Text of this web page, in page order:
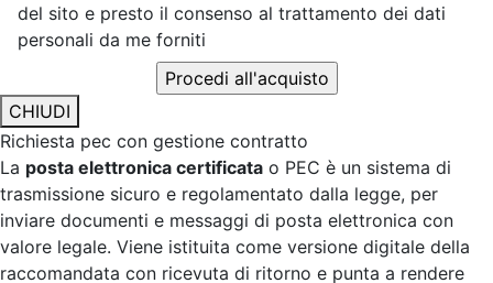
del sito e presto il consenso al trattamento dei dati
personali da me forniti
CHIUDI
Richiesta pec con gestione contratto
La posta elettronica certificata o PEC è un sistema di
trasmissione sicuro e regolamentato dalla legge, per
inviare documenti e messaggi di posta elettronica con
valore legale. Viene istituita come versione digitale della
raccomandata con ricevuta di ritorno e punta a rendere